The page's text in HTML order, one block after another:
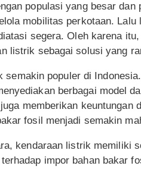
populasi yang besar
mobilitas perkotaan.
segera. Oleh karena
listrik sebagai solusi yang
populer di
berbagai model
memberikan
fosil menjadi semakin
kendaraan listrik memiliki
impor bahan bakar